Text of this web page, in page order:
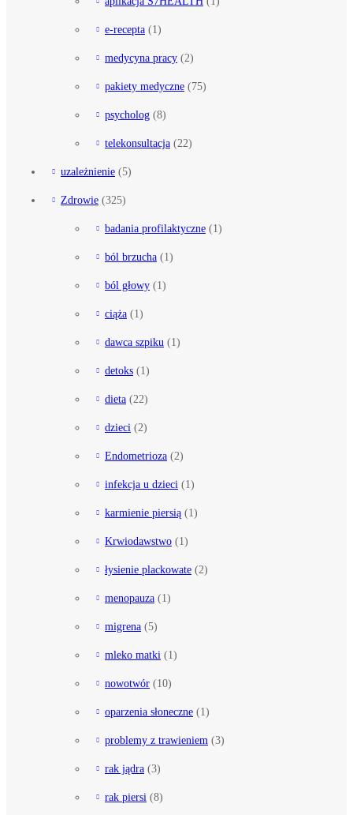
e-recepta (1)
medycyna pracy (2)
pakiety medyczne (75)
psycholog (8)
telekonsultacja (22)
uzależnienie (5)
Zdrowie (325)
badania profilaktyczne (1)
ból brzucha (1)
ból głowy (1)
ciąża (1)
dawca szpiku (1)
detoks (1)
dieta (22)
dzieci (2)
Endometrioza (2)
infekcja u dzieci (1)
karmienie piersią (1)
Krwiodawstwo (1)
łysienie plackowate (2)
menopauza (1)
migrena (5)
mleko matki (1)
nowotwór (10)
oparzenia słoneczne (1)
problemy z trawieniem (3)
rak jądra (3)
rak piersi (8)